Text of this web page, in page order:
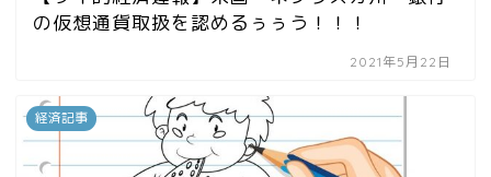
の仮想通貨取扱を認めるぅぅう！！！
2021年5月22日
経済記事